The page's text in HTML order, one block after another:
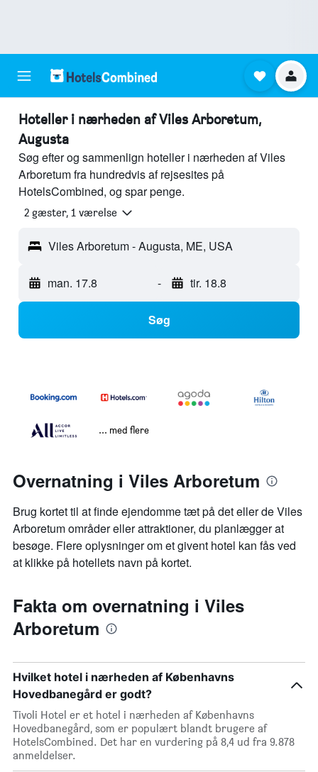
Hoteller i nærheden af Viles Arboretum,
Augusta
Søg efter og sammenlign hoteller i nærheden af Viles
Arboretum fra hundredvis af rejsesites på
HotelsCombined, og spar penge.
2 gæster, 1 værelse
Viles Arboretum - Augusta, ME, USA
man. 17.8 - tir. 18.8
Søg
... med flere
Overnatning i Viles Arboretum
Brug kortet til at finde ejendomme tæt på det eller de Viles
Arboretum områder eller attraktioner, du planlægger at
besøge. Flere oplysninger om et givent hotel kan fås ved
at klikke på hotellets navn på kortet.
Fakta om overnatning i Viles
Arboretum
Hvilket hotel i nærheden af Københavns
Hovedbanegård er godt?
Tivoli Hotel er et hotel i nærheden af Københavns
Hovedbanegård, som er populært blandt brugere af
HotelsCombined. Det har en vurdering på 8,4 ud fra 9.878
anmeldelser.